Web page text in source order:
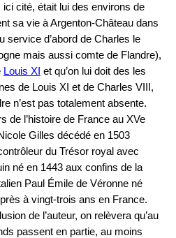
ici cité, était lui des environs de
sa vie à Argenton-Château dans
service d’abord de Charles le
mais aussi comte de Flandre),
Louis XI et qu’on lui doit des les
de Louis XI et de Charles VIII,
n’est pas totalement absente.
de l’histoire de France au XVe
Gilles décédé en 1503
du Trésor royal avec
né en 1443 aux confins de la
Paul Émile de Véronne né
à vingt-trois ans en France.
de l’auteur, on relèvera qu’au
passent en partie, au moins